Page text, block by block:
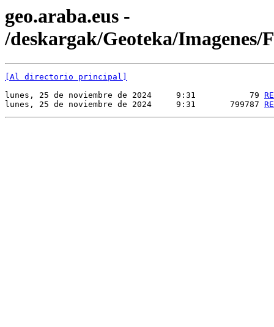
geo.araba.eus -
/deskargak/Geoteka/
[Al directorio principal]
lunes, 25 de noviembre de 2024     9:31           79
lunes, 25 de noviembre de 2024     9:31       799787